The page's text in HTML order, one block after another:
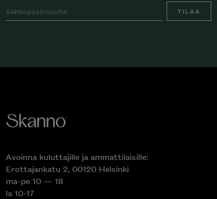
TILAA
Avoinna kuluttajille ja ammattilaisille:
Erottajankatu 2, 00120 Helsinki
ma-pe 10 — 18
la 10-17